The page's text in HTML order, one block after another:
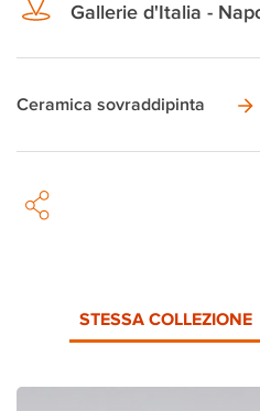
Gallerie d'Italia -
Ceramica sovraddipinta
STESSA COLLEZIONE